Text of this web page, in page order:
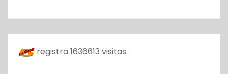
registra 1636613 visitas.